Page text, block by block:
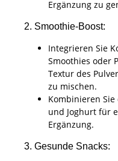
Ergänzung zu
2. Smoothie-Boost:
Integrieren Sie
Smoothies oder
Textur des
zu mischen.
Kombinieren
und Joghurt für
Ergänzung.
3. Gesunde Snacks: